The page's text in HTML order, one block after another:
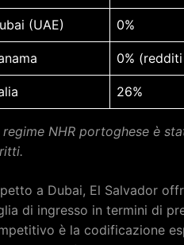
(UAE) 0%
0%
26%
regime NHR portoghese è
a Dubai, El Salvador
di ingresso in termini di
è la codificazione